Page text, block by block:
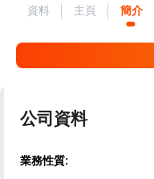
資料 主頁 簡介
公司資料
業務性質: